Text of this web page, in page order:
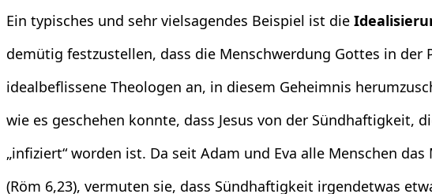
Ein typisches und sehr vielsagendes Beispiel ist die
demütig festzustellen, dass die Menschwerdung Gottes in
idealbeflissene Theologen an, in diesem Geheimnis
wie es geschehen konnte, dass Jesus von der Sündhaftigkeit,
„infiziert“ worden ist. Da seit Adam und Eva alle Menschen
(Röm 6,23), vermuten sie, dass Sündhaftigkeit irgendetwas